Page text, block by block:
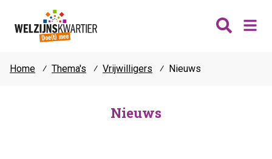
Home ⁄ Thema's ⁄ Vrijwilligers ⁄ Nieuws
Nieuws